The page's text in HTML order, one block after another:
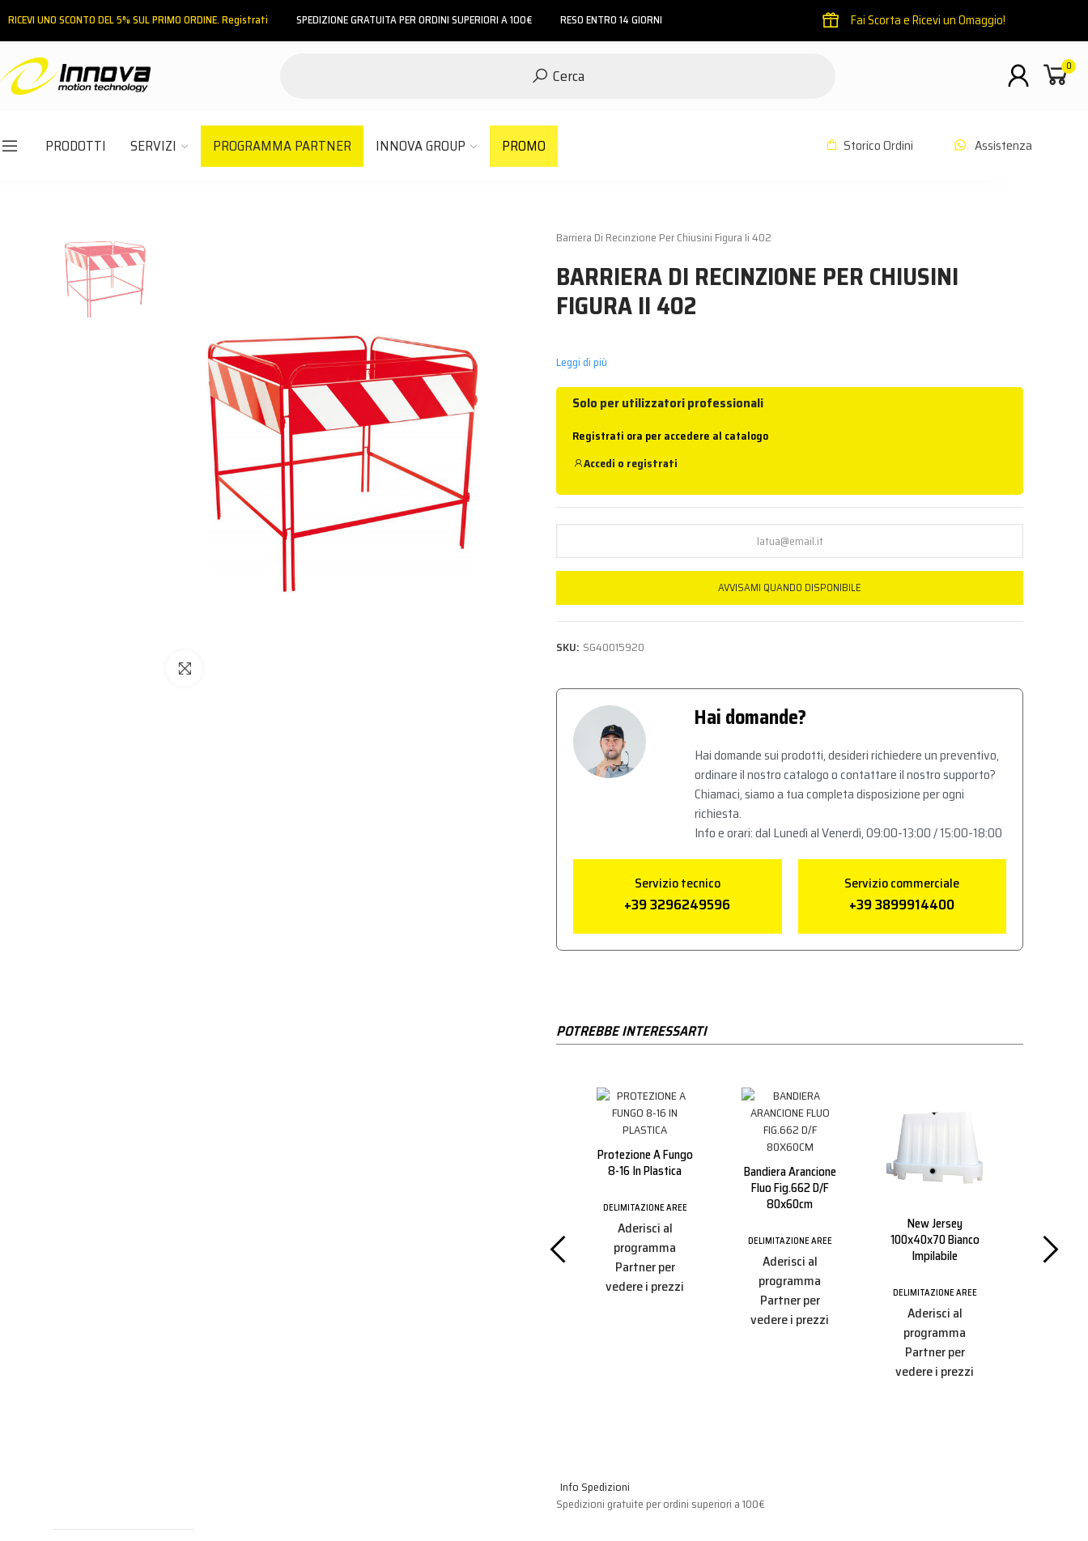
RICEVI UNO SCONTO DEL 5% SUL PRIMO ORDINE. Registrati SPEDIZIONE GRATUITA PER ORDINI SUPERIORI A 100€ RESO ENTRO 14 GIORNI Fai Scorta e Ricevi un Omaggio!
Cerca 0
PRODOTTI SERVIZI PROGRAMMA PARTNER INNOVA GROUP PROMO Storico Ordini Assistenza
Barriera Di Recinzione Per Chiusini Figura Ii 402
BARRIERA DI RECINZIONE PER CHIUSINI
FIGURA II 402
Leggi di più
Solo per utilizzatori professionali
Registrati ora per accedere al catalogo
Accedi o registrati
AVVISAMI QUANDO DISPONIBILE
SKU: SG40015920
Hai domande?
Hai domande sui prodotti, desideri richiedere un preventivo,
ordinare il nostro catalogo o contattare il nostro supporto?
Chiamaci, siamo a tua completa disposizione per ogni
richiesta.
Info e orari: dal Lunedì al Venerdì, 09:00-13:00 / 15:00-18:00
Servizio tecnico
+39 3296249596
Servizio commerciale
+39 3899914400
POTREBBE INTERESSARTI
Protezione A Fungo
8-16 In Plastica
DELIMITAZIONE AREE
Aderisci al
programma
Partner per
vedere i prezzi
Bandiera Arancione
Fluo Fig.662 D/f
80x60cm
DELIMITAZIONE AREE
Aderisci al
programma
Partner per
vedere i prezzi
New Jersey
100x40x70 Bianco
Impilabile
DELIMITAZIONE AREE
Aderisci al
programma
Partner per
vedere i prezzi
Info Spedizioni
Spedizioni gratuite per ordini superiori a 100€
CREA UN NUOVO ACCOUNT